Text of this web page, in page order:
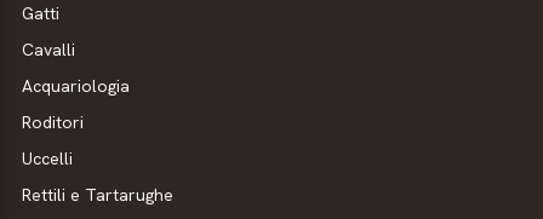
Gatti
Cavalli
Acquariologia
Roditori
Uccelli
Rettili e Tartarughe